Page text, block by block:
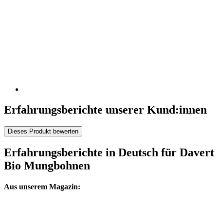
Erfahrungsberichte unserer Kund:innen
Dieses Produkt bewerten
Erfahrungsberichte in Deutsch für Davert
Bio Mungbohnen
Aus unserem Magazin: